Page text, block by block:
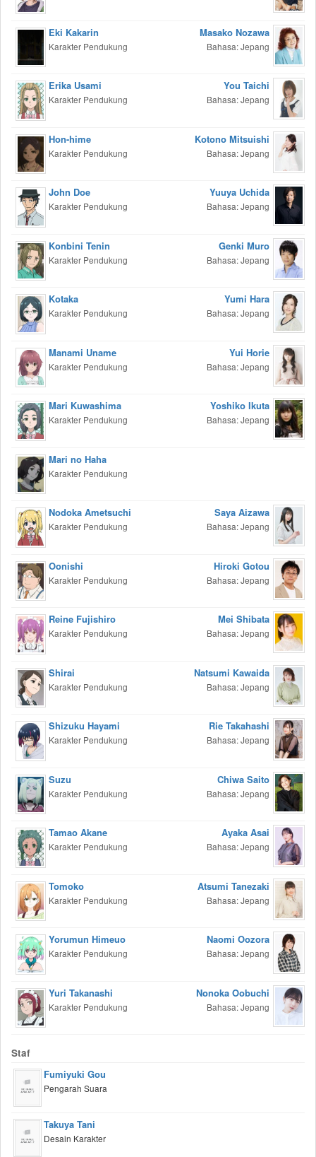
Eki Kakarin
Karakter Pendukung
Masako Nozawa
Bahasa: Jepang
Erika Usami
Karakter Pendukung
You Taichi
Bahasa: Jepang
Hon-hime
Karakter Pendukung
Kotono Mitsuishi
Bahasa: Jepang
John Doe
Karakter Pendukung
Yuuya Uchida
Bahasa: Jepang
Konbini Tenin
Karakter Pendukung
Genki Muro
Bahasa: Jepang
Kotaka
Karakter Pendukung
Yumi Hara
Bahasa: Jepang
Manami Uname
Karakter Pendukung
Yui Horie
Bahasa: Jepang
Mari Kuwashima
Karakter Pendukung
Yoshiko Ikuta
Bahasa: Jepang
Mari no Haha
Karakter Pendukung
Nodoka Ametsuchi
Karakter Pendukung
Saya Aizawa
Bahasa: Jepang
Oonishi
Karakter Pendukung
Hiroki Gotou
Bahasa: Jepang
Reine Fujishiro
Karakter Pendukung
Mei Shibata
Bahasa: Jepang
Shirai
Karakter Pendukung
Natsumi Kawaida
Bahasa: Jepang
Shizuku Hayami
Karakter Pendukung
Rie Takahashi
Bahasa: Jepang
Suzu
Karakter Pendukung
Chiwa Saito
Bahasa: Jepang
Tamao Akane
Karakter Pendukung
Ayaka Asai
Bahasa: Jepang
Tomoko
Karakter Pendukung
Atsumi Tanezaki
Bahasa: Jepang
Yorumun Himeuo
Karakter Pendukung
Naomi Oozora
Bahasa: Jepang
Yuri Takanashi
Karakter Pendukung
Nonoka Oobuchi
Bahasa: Jepang
Staf
Fumiyuki Gou
Pengarah Suara
Takuya Tani
Desain Karakter